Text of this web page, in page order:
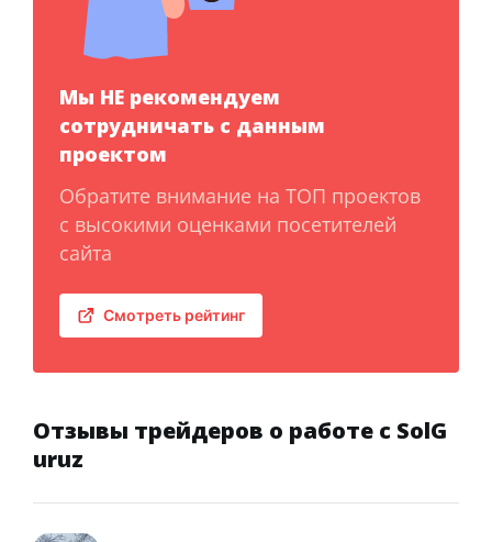
Мы НЕ рекомендуем
сотрудничать с данным
проектом
Обратите внимание на ТОП проектов
с высокими оценками посетителей
сайта
Смотреть рейтинг
Отзывы трейдеров о работе с SolG
uruz